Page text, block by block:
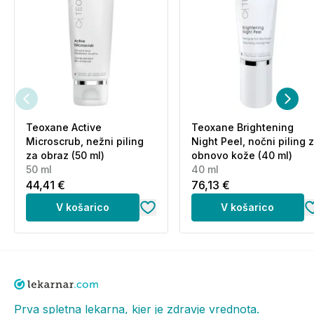
Opozorila:
Samo za zunanjo uporabo. Izdelek hranite izven
dosega otrok. Izogibajte se stiku z očmi.
Sestavine (INCI):
AQUA/WATER - CAPRYLIC/CAPRIC TRIGLYCERIDE
- ROSA DAMASCENA FLOWER WATER* -
PROPANEDIOL - GLYCERIN*** -
OCTYLDODECANOL - PENTYLENE GLYCOL -
ALCOHOL*** DENAT. - ARACHIDYL ALCOHOL -
GLYCERYL BEHENATE - LAUROYL LYSINE - ROSA
DAMASCENA FLOWER OIL** - ROSA CANINA
(SUNFLOWER) SEED OIL - SODIUM PCA - SODIUM
HYALURONATE - CERA ALBA/BEESWAX* -
Teoxane Active
Microscrub, nežni piling
za obraz (50 ml)
50 ml
44,41 €
V košarico
Teoxane Brightening
Night Peel, nočni piling
obnovo kože (40 ml)
40 ml
76,13 €
V košarico
Prva spletna lekarna, kjer je zdravje vrednota.